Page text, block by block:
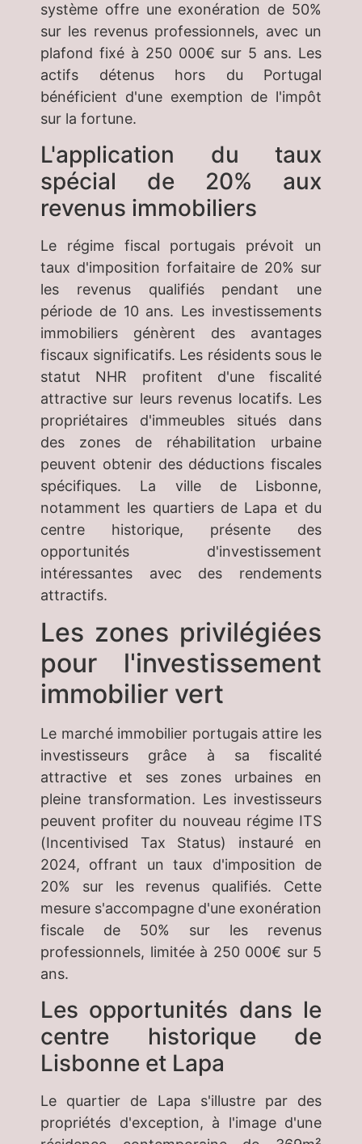
système offre une exonération de 50%
sur les revenus professionnels, avec un
plafond fixé à 250 000€ sur 5 ans. Les
actifs détenus hors du Portugal
bénéficient d'une exemption de l'impôt
sur la fortune.
L'application du taux
spécial de 20% aux
revenus immobiliers
Le régime fiscal portugais prévoit un
taux d'imposition forfaitaire de 20% sur
les revenus qualifiés pendant une
période de 10 ans. Les investissements
immobiliers génèrent des avantages
fiscaux significatifs. Les résidents sous le
statut NHR profitent d'une fiscalité
attractive sur leurs revenus locatifs. Les
propriétaires d'immeubles situés dans
des zones de réhabilitation urbaine
peuvent obtenir des déductions fiscales
spécifiques. La ville de Lisbonne,
notamment les quartiers de Lapa et du
centre historique, présente des
opportunités d'investissement
intéressantes avec des rendements
attractifs.
Les zones privilégiées
pour l'investissement
immobilier vert
Le marché immobilier portugais attire les
investisseurs grâce à sa fiscalité
attractive et ses zones urbaines en
pleine transformation. Les investisseurs
peuvent profiter du nouveau régime ITS
(Incentivised Tax Status) instauré en
2024, offrant un taux d'imposition de
20% sur les revenus qualifiés. Cette
mesure s'accompagne d'une exonération
fiscale de 50% sur les revenus
professionnels, limitée à 250 000€ sur 5
ans.
Les opportunités dans le
centre historique de
Lisbonne et Lapa
Le quartier de Lapa s'illustre par des
propriétés d'exception, à l'image d'une